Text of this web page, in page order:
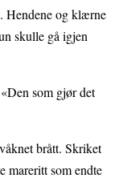
Hendene og klærne
skulle gå igjen
som gjør det
brått. Skriket
mareritt som endte